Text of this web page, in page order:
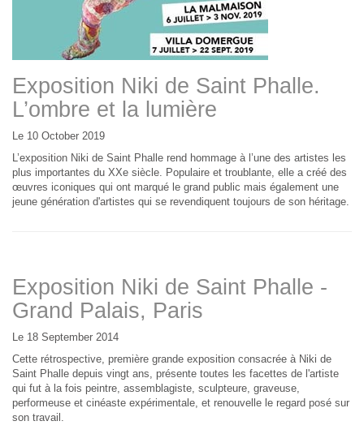
Exposition Niki de Saint Phalle.
L’ombre et la lumière
Le 10 October 2019
L’exposition Niki de Saint Phalle rend hommage à l’une des artistes les
plus importantes du XXe siècle. Populaire et troublante, elle a créé des
œuvres iconiques qui ont marqué le grand public mais également une
jeune génération d'artistes qui se revendiquent toujours de son héritage.
Exposition Niki de Saint Phalle -
Grand Palais, Paris
Le 18 September 2014
Cette rétrospective, première grande exposition consacrée à Niki de
Saint Phalle depuis vingt ans, présente toutes les facettes de l'artiste
qui fut à la fois peintre, assemblagiste, sculpteure, graveuse,
performeuse et cinéaste expérimentale, et renouvelle le regard posé sur
son travail.